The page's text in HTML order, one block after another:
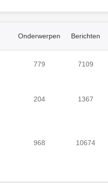
Onderwerpen Berichten
779 7109
204 1367
968 10674